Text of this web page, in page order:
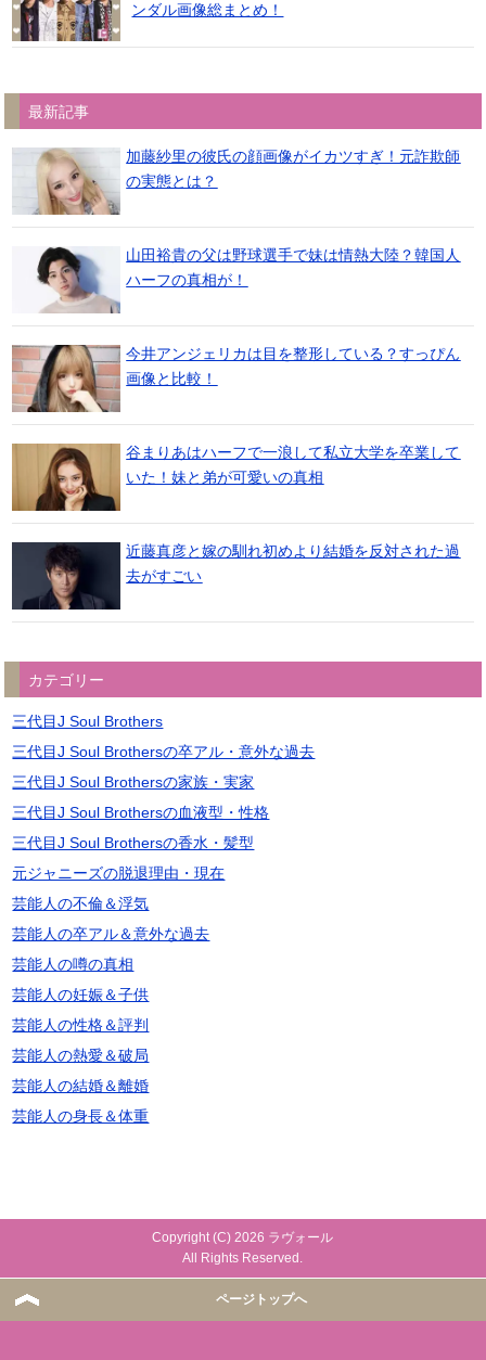
ンダル画像総まとめ！
最新記事
加藤紗里の彼氏の顔画像がイカツすぎ！元詐欺師
の実態とは？
山田裕貴の父は野球選手で妹は情熱大陸？韓国人
ハーフの真相が！
今井アンジェリカは目を整形している？すっぴん
画像と比較！
谷まりあはハーフで一浪して私立大学を卒業して
いた！妹と弟が可愛いの真相
近藤真彦と嫁の馴れ初めより結婚を反対された過
去がすごい
カテゴリー
三代目J Soul Brothers
三代目J Soul Brothersの卒アル・意外な過去
三代目J Soul Brothersの家族・実家
三代目J Soul Brothersの血液型・性格
三代目J Soul Brothersの香水・髪型
元ジャニーズの脱退理由・現在
芸能人の不倫＆浮気
芸能人の卒アル＆意外な過去
芸能人の噂の真相
芸能人の妊娠＆子供
芸能人の性格＆評判
芸能人の熱愛＆破局
芸能人の結婚＆離婚
芸能人の身長＆体重
Copyright (C) 2026 ラヴォール
All Rights Reserved.
ページトップへ